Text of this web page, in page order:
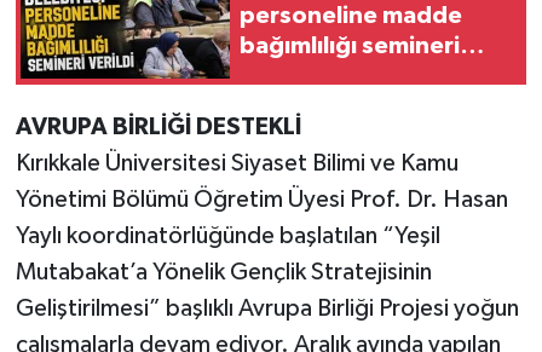
personeline madde
bağımlılığı semineri
AVRUPA BİRLİĞİ DESTEKLİ
Kırıkkale Üniversitesi Siyaset Bilimi ve Kamu
Yönetimi Bölümü Öğretim Üyesi Prof. Dr. Hasan
Yaylı koordinatörlüğünde başlatılan “Yeşil
Mutabakat’a Yönelik Gençlik Stratejisinin
Geliştirilmesi” başlıklı Avrupa Birliği Projesi yoğun
çalışmalarla devam ediyor. Aralık ayında yapılan